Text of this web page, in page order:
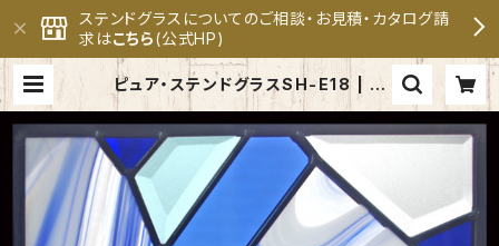
ステンドグラスについてのご相談・お見積・カタログ請
求はこちら(公式HP)
ピュア・ステンドグラスSH-E18 | セ
ブンホーム ステンドグラス専門メー
カー 公式オンラインショップ